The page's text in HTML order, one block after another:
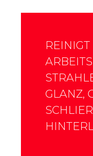
REINIGT
GLANZ,